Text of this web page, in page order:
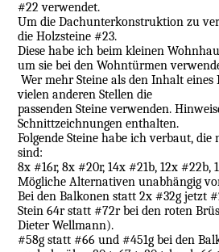
#22 verwendet.
Um die Dachunterkonstruktion zu
die Holzsteine #23.
Diese habe ich beim kleinen
um sie bei den Wohntürmen
Wer mehr Steine als den Inhalt
vielen anderen Stellen die
passenden Steine verwenden.
Schnittzeichnungen enthalten.
Folgende Steine habe ich verbaut,
sind:
8x #16r, 8x #20r, 14x #21b, 12x #22b,
Mögliche Alternativen unabhängig
Bei den Balkonen statt 2x #32g jetzt
Stein 64r statt #72r bei den roten
Dieter Wellmann).
#58g statt #66 und #451g bei den